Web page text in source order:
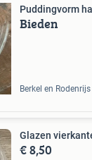
Puddingvorm
Bieden
Berkel en Rodenrijs
Glazen
€ 8,50